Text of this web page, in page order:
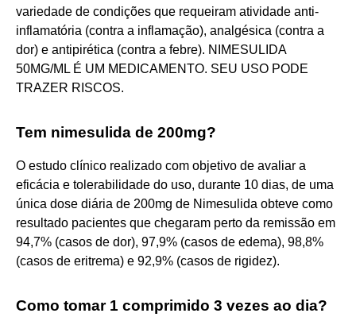
variedade de condições que requeiram atividade anti-
inflamatória (contra a inflamação), analgésica (contra a
dor) e antipirética (contra a febre). NIMESULIDA
50MG/ML É UM MEDICAMENTO. SEU USO PODE
TRAZER RISCOS.
Tem nimesulida de 200mg?
O estudo clínico realizado com objetivo de avaliar a
eficácia e tolerabilidade do uso, durante 10 dias, de uma
única dose diária de 200mg de Nimesulida obteve como
resultado pacientes que chegaram perto da remissão em
94,7% (casos de dor), 97,9% (casos de edema), 98,8%
(casos de eritrema) e 92,9% (casos de rigidez).
Como tomar 1 comprimido 3 vezes ao dia?